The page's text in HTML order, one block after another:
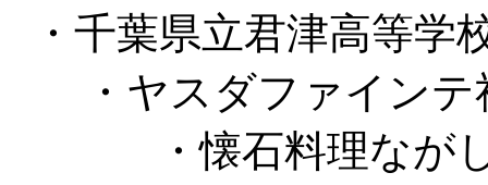
・千葉県立君津高等学
・ヤスダファイン
・懐石料理なが